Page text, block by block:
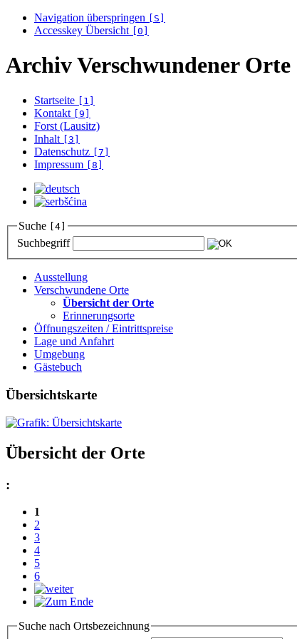
Navigation überspringen [S]
Accesskey Übersicht [0]
Archiv Verschwundener Orte
Startseite [1]
Kontakt [9]
Forst (Lausitz)
Inhalt
[3]
Datenschutz [7]
Impressum [8]
Suche [4]
Suchbegriff
Ausstellung
Verschwundene Orte
Übersicht der Orte
Erinnerungsorte
Öffnungszeiten / Eintrittspreise
Lage und Anfahrt
Umgebung
Gästebuch
Übersichtskarte
Übersicht der Orte
:
1
2
3
4
5
6
Suche nach Ortsbezeichnung